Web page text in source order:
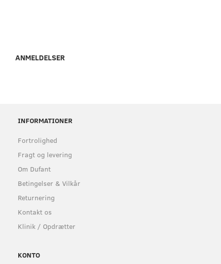
ANMELDELSER
INFORMATIONER
Fortrolighed
Fragt og levering
Om Dufant
Betingelser & Vilkår
Returnering
Kontakt os
Klinik / Opdrætter
KONTO